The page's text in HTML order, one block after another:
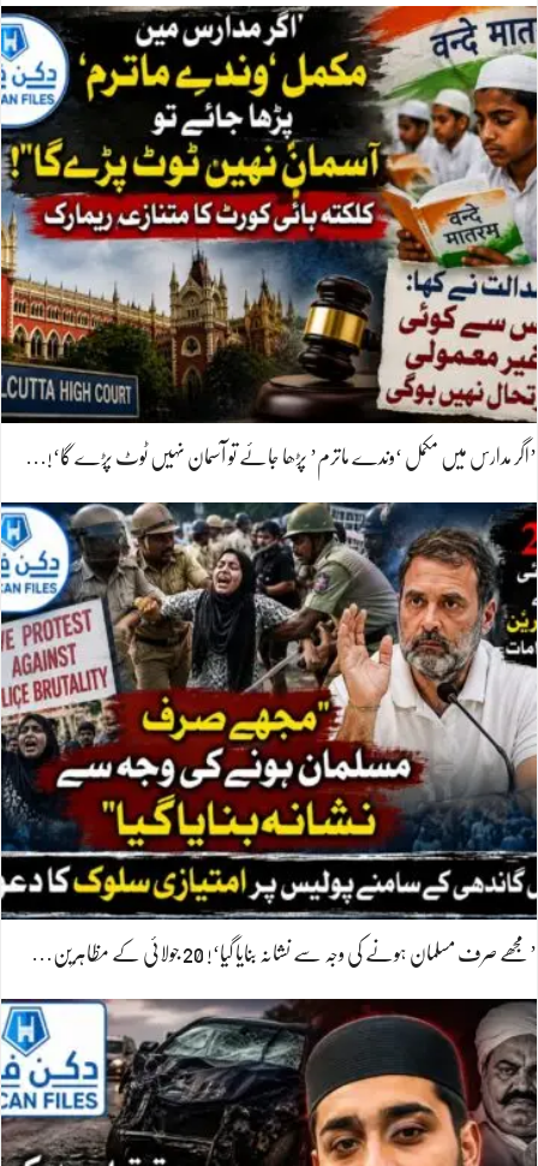
’اگر مدارس میں مکمل ‘وندے ماترم’ پڑھا جائے تو آسمان نہیں ٹوٹ پڑے گا‘!…
’مجھے صرف مسلمان ہونے کی وجہ سے نشانہ بنایا گیا‘! 20 جولائی کے مظاہرین…